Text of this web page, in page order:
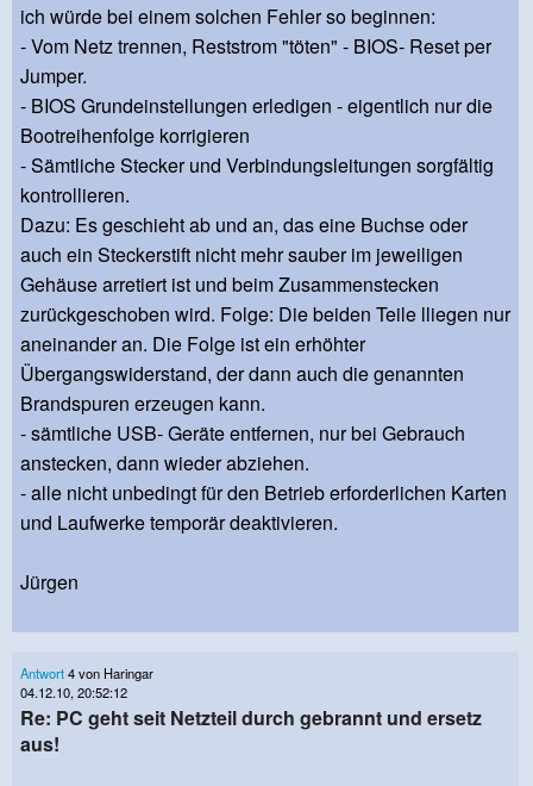
ich würde bei einem solchen Fehler so beginnen:
- Vom Netz trennen, Reststrom "töten" - BIOS- Reset per
Jumper.
- BIOS Grundeinstellungen erledigen - eigentlich nur die
Bootreihenfolge korrigieren
- Sämtliche Stecker und Verbindungsleitungen sorgfältig
kontrollieren.
Dazu: Es geschieht ab und an, das eine Buchse oder
auch ein Steckerstift nicht mehr sauber im jeweiligen
Gehäuse arretiert ist und beim Zusammenstecken
zurückgeschoben wird. Folge: Die beiden Teile lliegen nur
aneinander an. Die Folge ist ein erhöhter
Übergangswiderstand, der dann auch die genannten
Brandspuren erzeugen kann.
- sämtliche USB- Geräte entfernen, nur bei Gebrauch
anstecken, dann wieder abziehen.
- alle nicht unbedingt für den Betrieb erforderlichen Karten
und Laufwerke temporär deaktivieren.
Jürgen
Antwort4 von Haringar
04.12.10, 20:52:12
Re: PC geht seit Netzteil durch gebrannt und ersetz
aus!